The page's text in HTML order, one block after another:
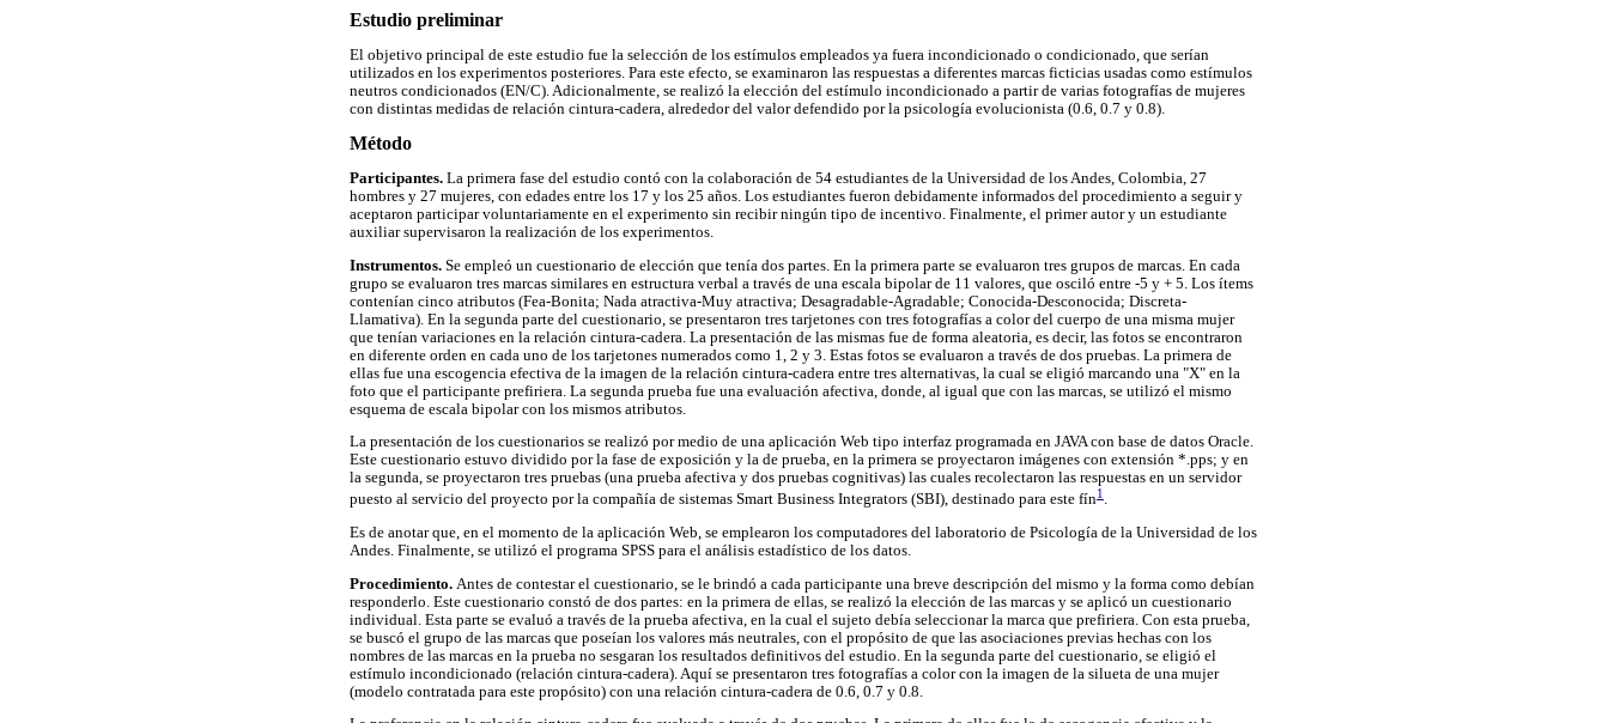
Estudio preliminar
El objetivo principal de este estudio fue la selección de los estímulos empleados ya fuera incondicionado o condicionado, que serían
utilizados en los experimentos posteriores. Para este efecto, se examinaron las respuestas a diferentes marcas ficticias usadas como estímulos
neutros condicionados (EN/C). Adicionalmente, se realizó la elección del estímulo incondicionado a partir de varias fotografías de mujeres
con distintas medidas de relación cintura-cadera, alrededor del valor defendido por la psicología evolucionista (0.6, 0.7 y 0.8).
Método
Participantes. La primera fase del estudio contó con la colaboración de 54 estudiantes de la Universidad de los Andes, Colombia, 27
hombres y 27 mujeres, con edades entre los 17 y los 25 años. Los estudiantes fueron debidamente informados del procedimiento a seguir y
aceptaron participar voluntariamente en el experimento sin recibir ningún tipo de incentivo. Finalmente, el primer autor y un estudiante
auxiliar supervisaron la realización de los experimentos.
Instrumentos. Se empleó un cuestionario de elección que tenía dos partes. En la primera parte se evaluaron tres grupos de marcas. En cada
grupo se evaluaron tres marcas similares en estructura verbal a través de una escala bipolar de 11 valores, que osciló entre -5 y + 5. Los ítems
contenían cinco atributos (Fea-Bonita; Nada atractiva-Muy atractiva; Desagradable-Agradable; Conocida-Desconocida; Discreta-
Llamativa). En la segunda parte del cuestionario, se presentaron tres tarjetones con tres fotografías a color del cuerpo de una misma mujer
que tenían variaciones en la relación cintura-cadera. La presentación de las mismas fue de forma aleatoria, es decir, las fotos se encontraron
en diferente orden en cada uno de los tarjetones numerados como 1, 2 y 3. Estas fotos se evaluaron a través de dos pruebas. La primera de
ellas fue una escogencia efectiva de la imagen de la relación cintura-cadera entre tres alternativas, la cual se eligió marcando una "X" en la
foto que el participante prefiriera. La segunda prueba fue una evaluación afectiva, donde, al igual que con las marcas, se utilizó el mismo
esquema de escala bipolar con los mismos atributos.
La presentación de los cuestionarios se realizó por medio de una aplicación Web tipo interfaz programada en JAVA con base de datos Oracle.
Este cuestionario estuvo dividido por la fase de exposición y la de prueba, en la primera se proyectaron imágenes con extensión *.pps; y en
la segunda, se proyectaron tres pruebas (una prueba afectiva y dos pruebas cognitivas) las cuales recolectaron las respuestas en un servidor
puesto al servicio del proyecto por la compañía de sistemas Smart Business Integrators (SBI), destinado para este fín1.
Es de anotar que, en el momento de la aplicación Web, se emplearon los computadores del laboratorio de Psicología de la Universidad de los
Andes. Finalmente, se utilizó el programa SPSS para el análisis estadístico de los datos.
Procedimiento. Antes de contestar el cuestionario, se le brindó a cada participante una breve descripción del mismo y la forma como debían
responderlo. Este cuestionario constó de dos partes: en la primera de ellas, se realizó la elección de las marcas y se aplicó un cuestionario
individual. Esta parte se evaluó a través de la prueba afectiva, en la cual el sujeto debía seleccionar la marca que prefiriera. Con esta prueba,
se buscó el grupo de las marcas que poseían los valores más neutrales, con el propósito de que las asociaciones previas hechas con los
nombres de las marcas en la prueba no sesgaran los resultados definitivos del estudio. En la segunda parte del cuestionario, se eligió el
estímulo incondicionado (relación cintura-cadera). Aquí se presentaron tres fotografías a color con la imagen de la silueta de una mujer
(modelo contratada para este propósito) con una relación cintura-cadera de 0.6, 0.7 y 0.8.